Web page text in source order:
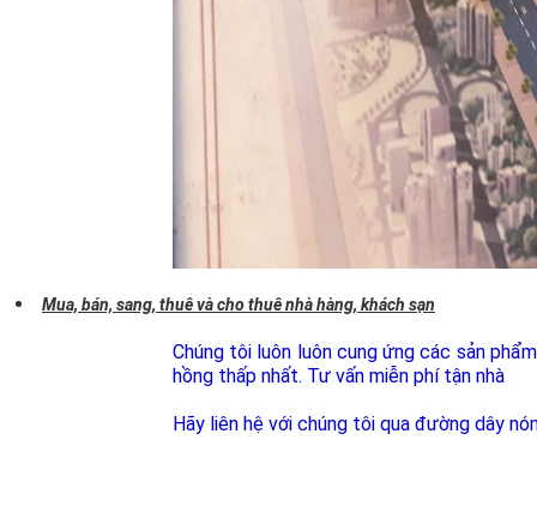
Mua, bán, sang, thuê và cho thuê nhà hàng, khách sạn
Chúng tôi luôn luôn cung ứng các sản
hồng thấp nhất. Tư vấn miễn phí tận nhà
Hãy liên hệ với chúng tôi qua đường dây